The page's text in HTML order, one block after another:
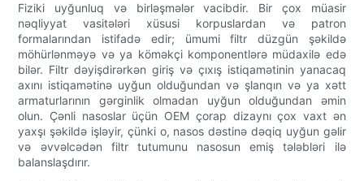
Fiziki uyğunluq və birləşmələr vacibdir. Bir çox müasir
nəqliyyat vasitələri xüsusi korpuslardan və patron
formalarından istifadə edir; ümumi filtr düzgün şəkildə
möhürlənməyə və ya köməkçi komponentlərə müdaxilə edə
bilər. Filtr dəyişdirərkən giriş və çıxış istiqamətinin yanacaq
axını istiqamətinə uyğun olduğundan və şlanqın və ya xətt
armaturlarının gərginlik olmadan uyğun olduğundan əmin
olun. Çənli nasoslar üçün OEM çorap dizaynı çox vaxt ən
yaxşı şəkildə işləyir, çünki o, nasos dəstinə dəqiq uyğun gəlir
və əvvəlcədən filtr tutumunu nasosun emiş tələbləri ilə
balanslaşdırır.